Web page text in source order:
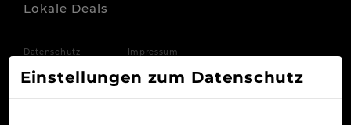
Lokale Deals
Datenschutz Impressum
Einstellungen zum Datenschutz